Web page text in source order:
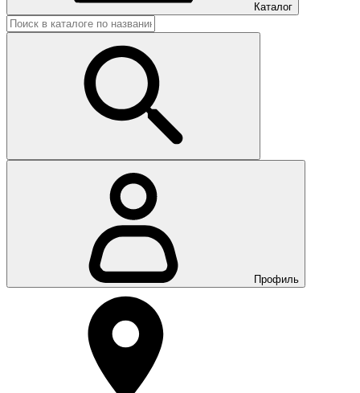
Каталог
Профиль